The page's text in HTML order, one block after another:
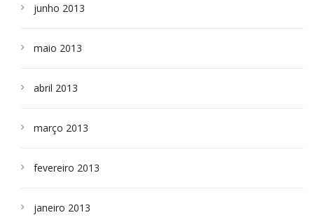
junho 2013
maio 2013
abril 2013
março 2013
fevereiro 2013
janeiro 2013